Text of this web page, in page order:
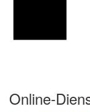
Online-